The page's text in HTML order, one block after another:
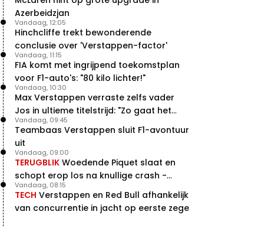
Azerbeidzjan
Hinchcliffe trekt bewonderende
conclusie over 'Verstappen-factor'
Vandaag, 12:05
FIA komt met ingrijpend toekomstplan
voor F1-auto's: "80 kilo lichter!"
Vandaag, 11:15
Max Verstappen verraste zelfs vader
Jos in ultieme titelstrijd: "Zo gaat het
altijd!"
Vandaag, 10:30
Teambaas Verstappen sluit F1-avontuur
uit
Vandaag, 09:45
TERUGBLIK Woedende Piquet slaat en
schopt erop los na knullige crash -
terugblik
Vandaag, 09:00
TECH Verstappen en Red Bull afhankelijk
van concurrentie in jacht op eerste zege
Vandaag, 08:15